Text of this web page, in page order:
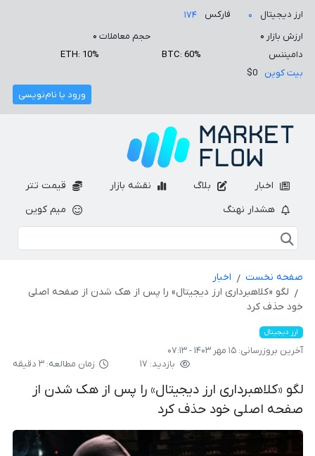
ارز دیجیتال ۰ فارکس
۱۷۴
ارزش بازار ۰ حجم معاملات ۰
دامیننس
BTC: 60%
ETH: 10%
بیت کوین
$0
ورود یا نام‌نویسی
اخبار بلاگ نقشه بازار
قیمت تتر
هشدار نهنگ
میم کوین
صفحه نخست
اخبار
لگو «کلاهبرداری ارز دیجیتال» را پس از هک شدن از صفحه اصلی
خود حذف کرد
ارز دیجیتال
آخرین بروزرسانی:۱۵ مهر ۱۴۰۳ - ۰۷:۱۳
بازدید: ۱۷
زمان مطالعه: ۳ دقیقه
لگو «کلاهبرداری ارز دیجیتال» را پس از هک شدن از
صفحه اصلی خود حذف کرد